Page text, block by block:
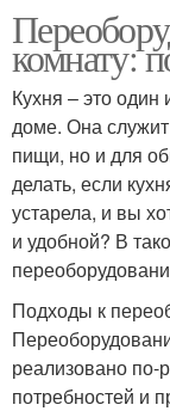
комнату:
Кухня – это
доме. Она
пищи, но и для
делать, если
устарела, и вы
и удобной? В
Подходы к
реализовано по-
потребностей и